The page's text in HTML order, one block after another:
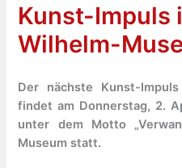
Kunst-Impuls
Wilhelm-
Der nächste Kunst-
findet am Donnerstag, 2.
unter dem Motto
Museum statt.